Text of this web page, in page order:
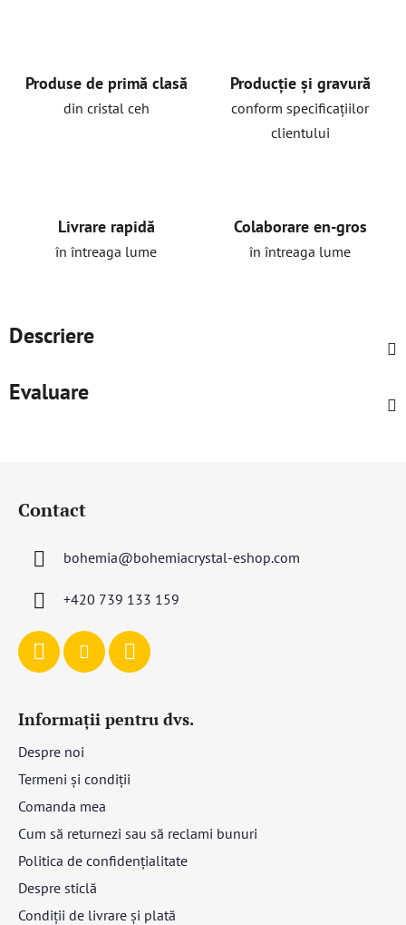
Produse de primă clasă
din cristal ceh
Producție și gravură
conform specificațiilor
clientului
Livrare rapidă
în întreaga lume
Colaborare en-gros
în întreaga lume
Descriere
Evaluare
Contact
bohemia@bohemiacrystal-eshop.com
+420 739 133 159
Informații pentru dvs.
Despre noi
Termeni și condiții
Comanda mea
Cum să returnezi sau să reclami bunuri
Politica de confidențialitate
Despre sticlă
Condiții de livrare și plată